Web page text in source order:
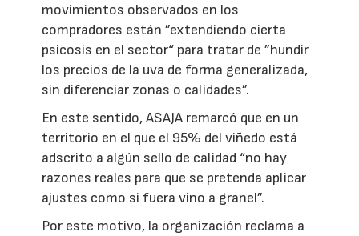
movimientos observados en los
compradores están ”extendiendo cierta
psicosis en el sector“ para tratar de ”hundir
los precios de la uva de forma generalizada,
sin diferenciar zonas o calidades”.
En este sentido, ASAJA remarcó que en un
territorio en el que el 95% del viñedo está
adscrito a algún sello de calidad “no hay
razones reales para que se pretenda aplicar
ajustes como si fuera vino a granel”.
Por este motivo, la organización reclama a